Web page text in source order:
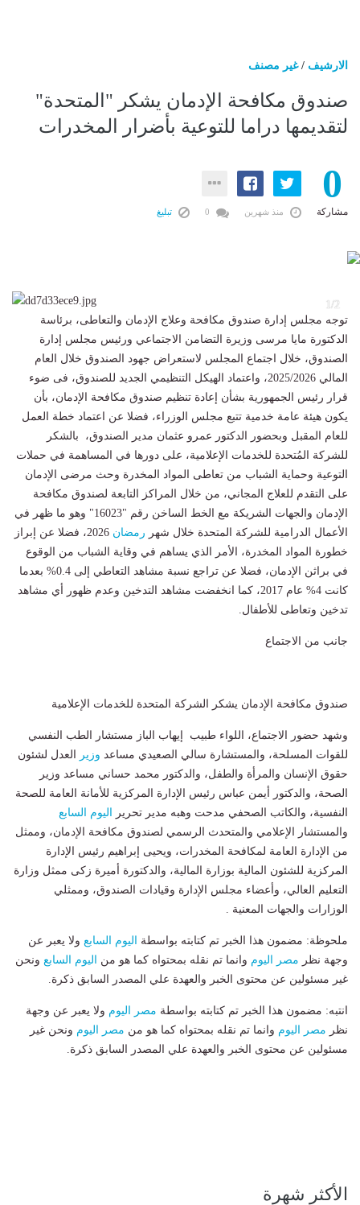
الارشيف /غير مصنف
صندوق مكافحة الإدمان يشكر "المتحدة"
لتقديمها دراما للتوعية بأضرار المخدرات
0
مشاركة منذ شهرين تبليغ
1/2
توجه مجلس إدارة صندوق مكافحة وعلاج الإدمان والتعاطى، برئاسة
الدكتورة مايا مرسى وزيرة التضامن الاجتماعي ورئيس مجلس إدارة
الصندوق، خلال اجتماع المجلس لاستعراض جهود الصندوق خلال العام
المالي 2025/2026، واعتماد الهيكل التنظيمي الجديد للصندوق، فى ضوء
قرار رئيس الجمهورية بشأن إعادة تنظيم صندوق مكافحة الإدمان، بأن
يكون هيئة عامة خدمية تتبع مجلس الوزراء، فضلا عن اعتماد خطة العمل
للعام المقبل وبحضور الدكتور عمرو عثمان مدير الصندوق، بالشكر
للشركة المُتحدة للخدمات الإعلامية، على دورها في المساهمة في حملات
التوعية وحماية الشباب من تعاطى المواد المخدرة وحث مرضى الإدمان
على التقدم للعلاج المجاني، من خلال المراكز التابعة لصندوق مكافحة
الإدمان والجهات الشريكة مع الخط الساخن رقم "16023" وهو ما ظهر في
الأعمال الدرامية للشركة المتحدة خلال شهر رمضان
2026، فضلا عن إبراز
خطورة المواد المخدرة، الأمر الذي يساهم في وقاية الشباب من الوقوع
في براثن الإدمان، فضلا عن تراجع نسبة مشاهد التعاطي إلى 0.4% بعدما
كانت 4% عام 2017، كما انخفضت مشاهد التدخين وعدم ظهور أي مشاهد
تدخين وتعاطى للأطفال.
جانب من الاجتماع
صندوق مكافحة الإدمان يشكر الشركة المتحدة للخدمات الإعلامية
وشهد حضور الاجتماع، اللواء طبيب إيهاب الباز مستشار الطب النفسي
للقوات المسلحة، والمستشارة سالي الصعيدي مساعد وزير العدل لشئون
حقوق الإنسان والمرأة والطفل، والدكتور محمد حساني مساعد وزير
الصحة، والدكتور أيمن عباس رئيس الإدارة المركزية للأمانة العامة للصحة
النفسية، والكاتب الصحفي مدحت وهبه مدير تحرير اليوم السابع
والمستشار الإعلامي والمتحدث الرسمي لصندوق مكافحة الإدمان، وممثل
من الإدارة العامة لمكافحة المخدرات، ويحيى إبراهيم رئيس الإدارة
المركزية للشئون المالية بوزارة المالية، والدكتورة أميرة زكى ممثل وزارة
التعليم العالي، وأعضاء مجلس الإدارة وقيادات الصندوق، وممثلي
الوزارات والجهات المعنية .
ملحوظة: مضمون هذا الخبر تم كتابته بواسطة اليوم السابع ولا يعبر عن
وجهة نظر مصر اليوم وانما تم نقله بمحتواه كما هو من اليوم السابع ونحن
غير مسئولين عن محتوى الخبر والعهدة علي المصدر السابق ذكرة.
انتبه: مضمون هذا الخبر تم كتابته بواسطة مصر اليوم ولا يعبر عن وجهة
نظر مصر اليوم وانما تم نقله بمحتواه كما هو من مصر اليوم ونحن غير
مسئولين عن محتوى الخبر والعهدة علي المصدر السابق ذكرة.
الأكثر شهرة